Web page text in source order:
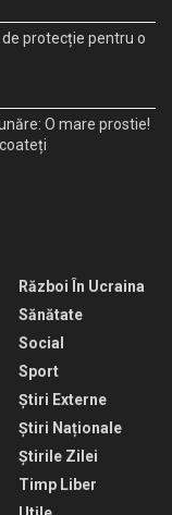
protecție pentru o
O mare prostie!
Război În Ucraina
Sănătate
Social
Sport
Știri Externe
Știri Naționale
Știrile Zilei
Timp Liber